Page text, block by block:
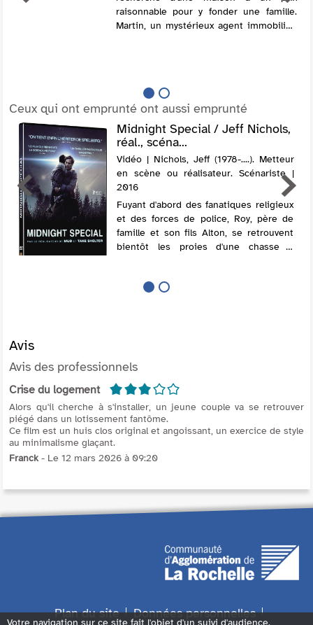
raisonnable pour y fonder une famille.
Martin, un mystérieux agent immobilier,
Ceux qui ont emprunté ont aussi emprunté
Midnight Special / Jeff Nichols,
réal., scéna...
Vidéo | Nichols, Jeff (1978-....). Metteur
en scène ou réalisateur. Scénariste |
2016
Fuyant d'abord des fanatiques religieux
et des forces de police, Roy, père de
famille et son fils Alton, se retrouvent
bientôt les proies d'une chasse à
instances du ...
Avis
Avis des professionnels
Crise du logement 3/5
Alors qu'il cherche à s'installer, un jeune couple va se retrouver
piégé dans un lotissement fantôme.
Ce film est un huis clos original et angoissant, un exercice de style
au minimalisme glaçant.
Franck- Le 12 mars 2026 à 09:20
Plan du site
Données personnelles
Votre navigation sur ce site fait l'objet d'un suivi d'audience.